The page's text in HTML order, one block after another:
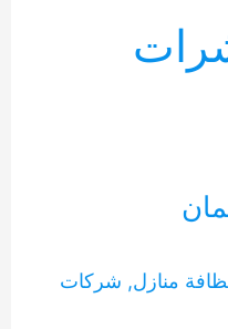
منازل, شركات